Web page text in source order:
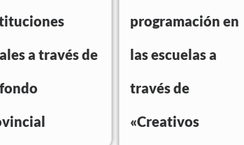
a través de
programación en
las escuelas a
través de
«Creativos